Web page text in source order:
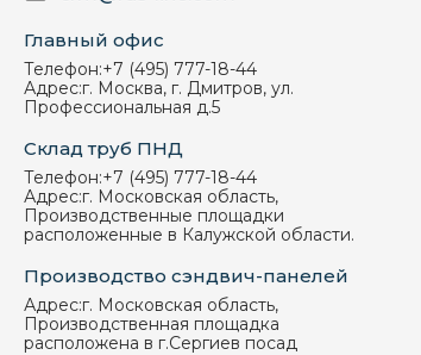
Главный офис
Телефон:+7 (495) 777-18-44
Адрес:г. Москва, г. Дмитров, ул.
Профессиональная д.5
Склад труб ПНД
Телефон:+7 (495) 777-18-44
Адрес:г. Московская область,
Производственные площадки
расположенные в Калужской области.
Производство сэндвич-панелей
Адрес:г. Московская область,
Производственная площадка
расположена в г.Сергиев посад